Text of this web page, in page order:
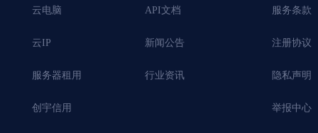
云电脑
云IP
服务器租用
创宇信用
API文档
新闻公告
行业资讯
服务条款
注册协议
隐私声明
举报中心